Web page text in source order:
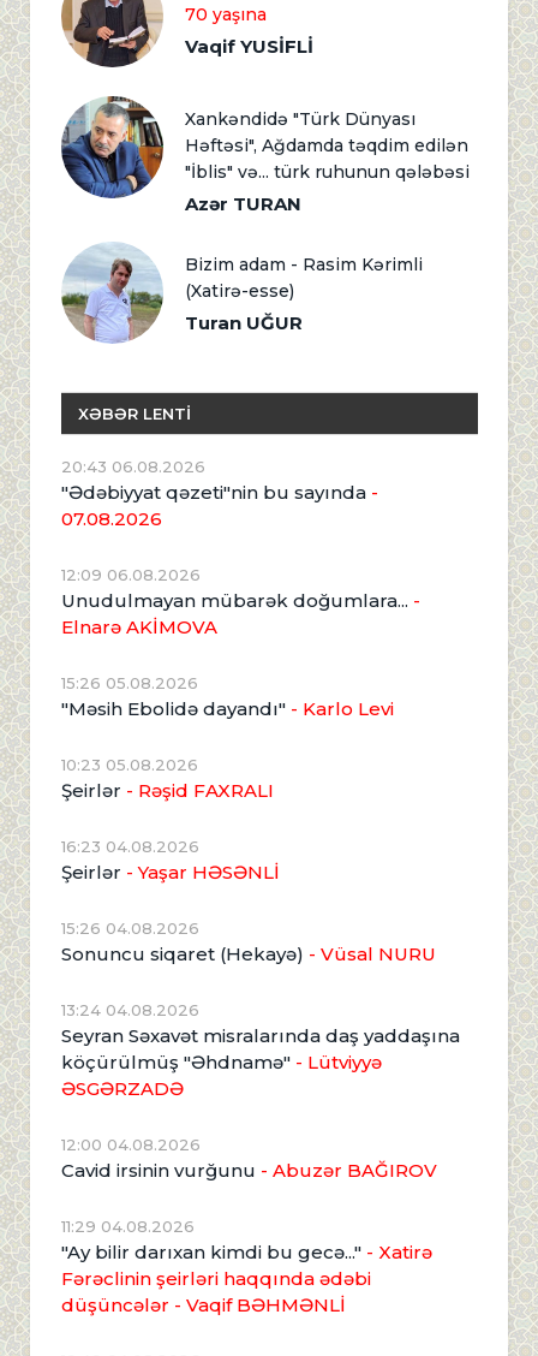
70 yaşına
Vaqif YUSİFLİ
Xankəndidə "Türk Dünyası
Həftəsi", Ağdamda təqdim edilən
"İblis" və... türk ruhunun qələbəsi
Azər TURAN
Bizim adam - Rasim Kərimli
(Xatirə-esse)
Turan UĞUR
XƏBƏR LENTİ
20:43 06.08.2026
"Ədəbiyyat qəzeti"nin bu sayında -
07.08.2026
12:09 06.08.2026
Unudulmayan mübarək doğumlara... -
Elnarə AKİMOVA
15:26 05.08.2026
"Məsih Ebolidə dayandı" - Karlo Levi
10:23 05.08.2026
Şeirlər - Rəşid FAXRALI
16:23 04.08.2026
Şeirlər - Yaşar HƏSƏNLİ
15:26 04.08.2026
Sonuncu siqaret (Hekayə) - Vüsal NURU
13:24 04.08.2026
Seyran Səxavət misralarında daş yaddaşına
köçürülmüş "Əhdnamə" - Lütviyyə
ƏSGƏRZADƏ
12:00 04.08.2026
Cavid irsinin vurğunu - Abuzər BAĞIROV
11:29 04.08.2026
"Ay bilir darıxan kimdi bu gecə..." - Xatirə
Fərəclinin şeirləri haqqında ədəbi
düşüncələr - Vaqif BƏHMƏNLİ